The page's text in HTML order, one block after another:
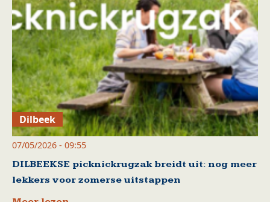
Dilbeek
07/05/2026 - 09:55
DILBEEKSE picknickrugzak breidt uit: nog meer
lekkers voor zomerse uitstappen